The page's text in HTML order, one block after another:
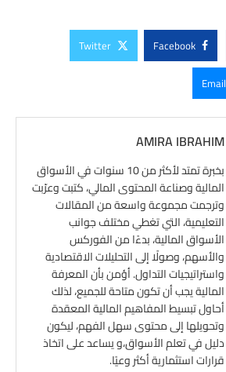
Facebook
Twitter
Email
AMIRA IBRAHIM
بخبرة تمتد لأكثر من 10 سنوات في الأسواق
المالية وصناعة المحتوى المالي، كتبت وعرّبت
وترجمت مجموعة واسعة من المقالات
التعليمية، التي تغطي مختلف جوانب
الأسواق المالية، بدءًا من الفوركس
والأسهم، وصولًا إلى التحليلات الاقتصادية
واستراتيجيات التداول. أؤمن بأن المعرفة
المالية يجب أن تكون متاحة للجميع، لذلك
أحاول تبسيط المفاهيم المالية المعقدة
وتحويلها إلى محتوى سهل الفهم، ليكون
دليل في تعلم الأسواق،و يساعد على اتخاذ
قرارات استثمارية أكثر وعيًا.